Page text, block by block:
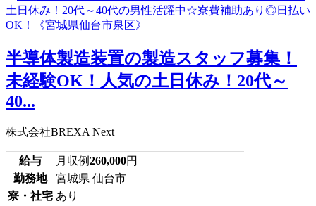
半導体製造装置の製造スタッフ募集！
未経験OK！人気の土日休み！20代～
40...
株式会社BREXA Next
給与 月収例260,000円
勤務地
宮城県 仙台市
寮・社宅 あり